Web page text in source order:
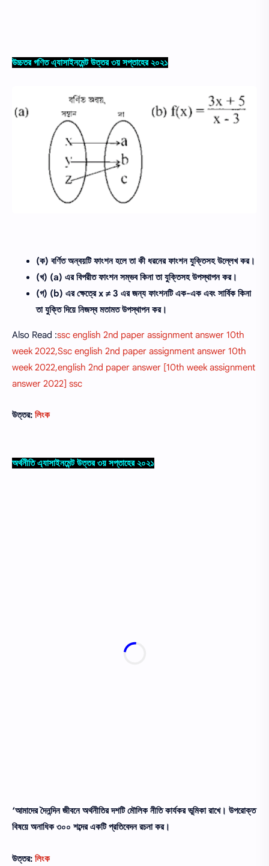
উচ্চতর গণিত এ্যাসাইনমেন্ট উত্তর ৩য় সপ্তাহের ২০২১
(ক) বর্ণিত অন্বয়টি ফাংশন হলে তা কী ধরনের ফাংশন যুক্তিসহ উল্লেখ কর।
(খ) (a) এর বিপরীত ফাংশন সম্ভব কিনা তা যুক্তিসহ উপস্থাপন কর।
(গ) (b) এর ক্ষেত্রে x ≠ 3 এর জন্য ফাংশনটি এক-এক এবং সার্বিক কিনা
তা যুক্তি দিয়ে নিজস্ব মতামত উপস্থাপন কর।
Also Read :ssc english 2nd paper assignment answer 10th
week 2022,Ssc english 2nd paper assignment answer 10th
week 2022,english 2nd paper answer [10th week assignment
answer 2022] ssc
উত্তর: লিংক
অর্থনীতি এ্যাসাইনমেন্ট উত্তর ৩য় সপ্তাহের ২০২১
‘আমাদের দৈনন্দিন জীবনে অর্থনীতির দশটি মৌলিক নীতি কার্যকর ভূমিকা রাখে। উপরােক্ত
বিষয়ে অনাধিক ৩০০ শব্দের একটি প্রতিবেদন রচনা কর।
উত্তর: লিংক